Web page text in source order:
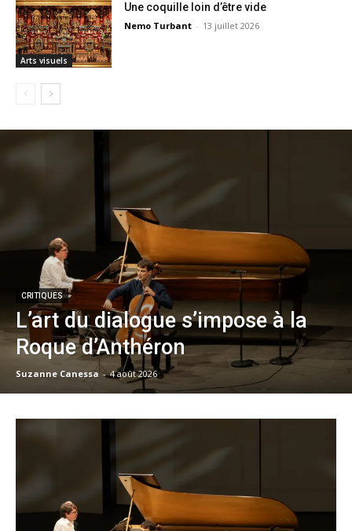
Arts visuels
Une coquille loin d’être vide
Nemo Turbant - 13 juillet 2026
CRITIQUES
L’art du dialogue s’impose à la
Roque d’Anthéron
Suzanne Canessa - 4 août 2026